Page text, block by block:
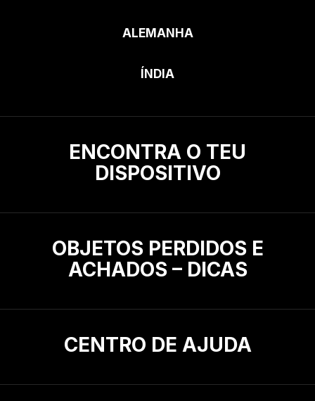
ALEMANHA
ÍNDIA
ENCONTRA O TEU
DISPOSITIVO
OBJETOS PERDIDOS E
ACHADOS – DICAS
CENTRO DE AJUDA